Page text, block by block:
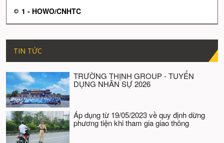
1 - HOWO/CNHTC
TIN TỨC
TRƯỜNG THỊNH GROUP - TUYỂN
DỤNG NHÂN SỰ 2026
Áp dụng từ 19/05/2023 về quy định dừng
phương tiện khi tham gia giao thông